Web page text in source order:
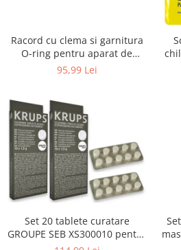
Telefoane Mobile & accesorii
Wearable & Gadgeturi
Accesorii si piese masini spalat
rufe si uscatoare
Accesorii si piese masini spalat
vase
Aparate Frigorifice
Aparate Racire Aer
Aragaze si cuptoare cu microunde
Climatizare & sisteme de incalzire
Electrocasnice pentru Bucatarie
Racord cu clema si garnitura
O-ring pentru aparat de
spalat cu presiune, KARCHER
95,99 Lei
Set 20 tablete curatare
GROUPE SEB XS300010 pentru
espressoare Krups (2x10